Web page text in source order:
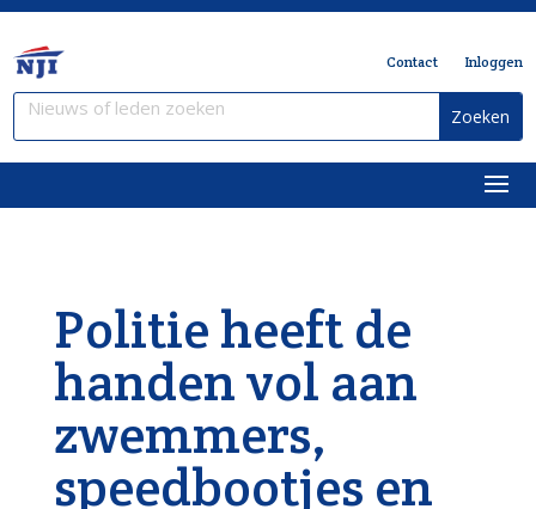
Contact Inloggen
Politie heeft de
handen vol aan
zwemmers,
speedbootjes en